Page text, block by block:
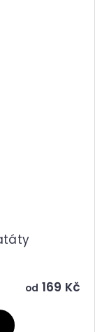
od 169 Kč